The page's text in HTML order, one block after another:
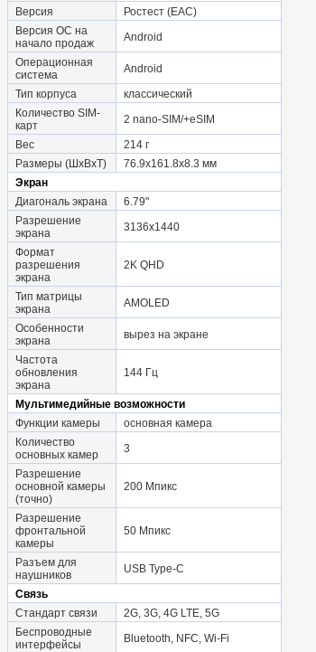
Версия
Ростест (EAC)
Версия ОС на
начало продаж
Android
Операционная
система
Android
Тип корпуса
классический
Количество SIM-
карт
2 nano-SIM/+eSIM
Вес
214 г
Размеры (ШxВxТ)
76.9x161.8x8.3 мм
Экран
Диагональ экрана
6.79"
Разрешение
экрана
3136x1440
Формат
разрешения
экрана
2K QHD
Тип матрицы
экрана
AMOLED
Особенности
экрана
вырез на экране
Частота
обновления
экрана
144 Гц
Мультимедийные возможности
Функции камеры
основная камера
Количество
основных камер
3
Разрешение
основной камеры
(точно)
200 Мпикс
Разрешение
фронтальной
камеры
50 Мпикс
Разъем для
наушников
USB Type-C
Связь
Стандарт связи
2G, 3G, 4G LTE, 5G
Беспроводные
интерфейсы
Bluetooth, NFC, Wi-Fi